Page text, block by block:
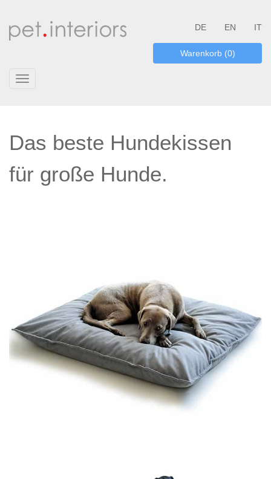
DE EN IT
Warenkorb (0)
Toggle
Das beste Hundekissen
für große Hunde.